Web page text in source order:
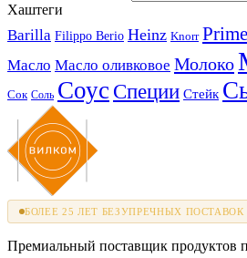
Хаштеги
Barilla Filippo Berio Heinz Knorr
Масло Масло оливковое Молоко
Сок Соль Соус Специи Стейк
БОЛЕЕ 25 ЛЕТ БЕЗУПРЕЧНЫХ ПОСТАВОК
Премиальный поставщик продуктов